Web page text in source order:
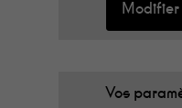
Vos